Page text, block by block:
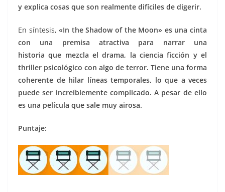
y explica cosas que son realmente difíciles de digerir.
En síntesis,«In the Shadow of the Moon» es una cinta
con una premisa atractiva para narrar una
historia que mezcla el drama, la ciencia ficción y el
thriller psicológico con algo de terror. Tiene una forma
coherente de hilar líneas temporales, lo que a veces
puede ser increíblemente complicado. A pesar de ello
es una película que sale muy airosa.
Puntaje: